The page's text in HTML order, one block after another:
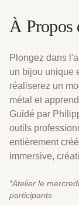
À Propos
Plongez dans
un bijou unique
réaliserez un
métal et
Guidé par
outils
entièrement
immersive,
*Atelier le
participants